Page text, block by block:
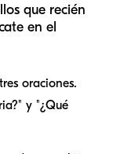
que recién
en el
oraciones.
y "¿Qué